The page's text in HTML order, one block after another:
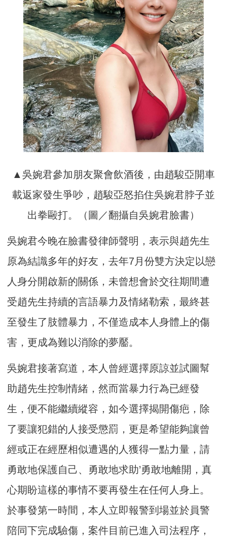
▲吳婉君參加朋友聚會飲酒後，由趙駿亞開車
載返家發生爭吵，趙駿亞怒掐住吳婉君脖子並
出拳毆打。（圖／翻攝自吳婉君臉書）
吳婉君今晚在臉書發律師聲明，表示與趙先生
原為結識多年的好友，去年7月份雙方決定以戀
人身分開啟新的關係，未曾想會於交往期間遭
受趙先生持續的言語暴力及情緒勒索，最終甚
至發生了肢體暴力，不僅造成本人身體上的傷
害，更成為難以消除的夢靨。
吳婉君接著寫道，本人曾經選擇原諒並試圖幫
助趙先生控制情緒，然而當暴力行為已經發
生，便不能繼續縱容，如今選擇揭開傷疤，除
了要讓犯錯的人接受懲罰，更是希望能夠讓曾
經或正在經歷相似遭遇的人獲得一點力量，請
勇敢地保護自己、勇敢地求助’勇敢地離開，真
心期盼這樣的事情不要再發生在任何人身上。
於事發第一時間，本人立即報警到場並於員警
陪同下完成驗傷，案件目前已進入司法程序，